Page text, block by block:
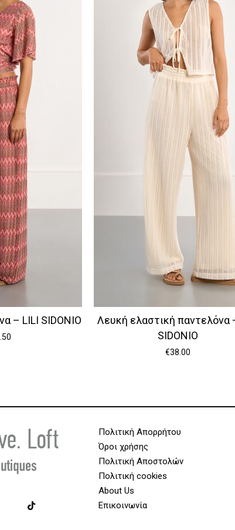
– LILI SIDONIO
Λευκή ελαστική παντελόνα
SIDONIO
€38.00
Πολιτική Απορρήτου
Όροι χρήσης
Πολιτική Αποστολών
Πολιτική cookies
About Us
Επικοινωνία